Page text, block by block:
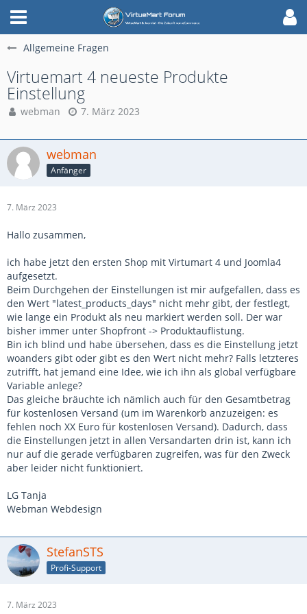
Allgemeine Fragen
Virtuemart 4 neueste Produkte
Einstellung
webman 7. März 2023
webman
Anfänger
7. März 2023
Hallo zusammen,
ich habe jetzt den ersten Shop mit Virtumart 4 und Joomla4
aufgesetzt.
Beim Durchgehen der Einstellungen ist mir aufgefallen, dass es
den Wert "latest_products_days" nicht mehr gibt, der festlegt,
wie lange ein Produkt als neu markiert werden soll. Der war
bisher immer unter Shopfront -> Produktauflistung.
Bin ich blind und habe übersehen, dass es die Einstellung jetzt
woanders gibt oder gibt es den Wert nicht mehr? Falls letzteres
zutrifft, hat jemand eine Idee, wie ich ihn als global verfügbare
Variable anlege?
Das gleiche bräuchte ich nämlich auch für den Gesamtbetrag
für kostenlosen Versand (um im Warenkorb anzuzeigen: es
fehlen noch XX Euro für kostenlosen Versand). Dadurch, dass
die Einstellungen jetzt in allen Versandarten drin ist, kann ich
nur auf die gerade verfügbaren zugreifen, was für den Zweck
aber leider nicht funktioniert.
LG Tanja
Webman Webdesign
StefanSTS
Profi-Support
7. März 2023